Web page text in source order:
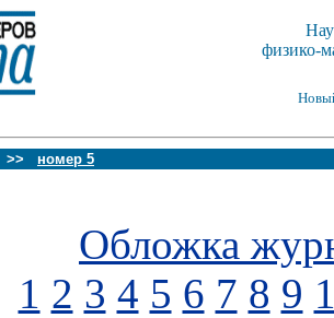
физико-
>> номер 5
Обложка
1 2 3 4 5 6 7 8 9